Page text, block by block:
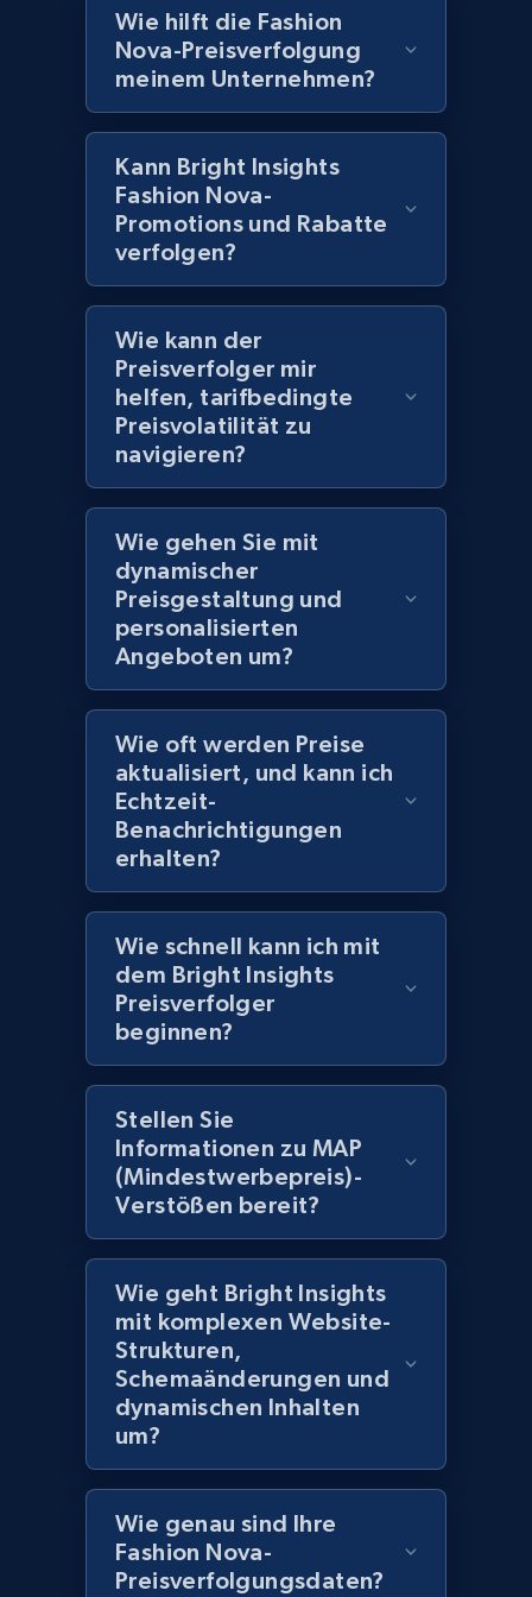
Home Depot US - Discover products by
specified UPC
URL, Domain, Country code, Model number,
Sku, Product id, Product name, Manufacturer,
and more.
2.1K+ 355+
Home Depot US - Discovery products by
specific category URL
URL, Domain, Country code, Model number,
Sku, Product id, Product name, Manufacturer,
and more.
2.1K+ 355+
Amazon products global dataset
Title, Seller name, Brand, Description, Initial
price, Currency, Availability, Reviews count, and
2.1K+ 375+ Jetzt anfangen
Amazon products global dataset - Collects
products by specific category URL
Title, Seller name, Brand, Description, Initial
price, Currency, Availability, Reviews count, and
more.
2.1K+ 375+
Amazon products global dataset -
Title, Seller name, Brand, Description, Initial
price, Currency, Availability, Reviews count, and
2.1K+
Amazon products global dataset - Collects
products by best sellers category URL
Wie hilft die Fashion
Nova-Preisverfolgung
meinem Unternehmen?
Kann Bright Insights
Fashion Nova-
Promotions und Rabatte
verfolgen?
Wie kann der
Preisverfolger mir
helfen, tarifbedingte
Preisvolatilität zu
navigieren?
Wie gehen Sie mit
dynamischer
Preisgestaltung und
personalisierten
Angeboten um?
Wie oft werden Preise
aktualisiert, und kann ich
Echtzeit-
Benachrichtigungen
erhalten?
Wie schnell kann ich mit
dem Bright Insights
Preisverfolger
beginnen?
Stellen Sie
Informationen zu MAP
(Mindestwerbepreis)-
Verstößen bereit?
Wie geht Bright Insights
mit komplexen Website-
Strukturen,
Schemaänderungen und
dynamischen Inhalten
um?
Wie genau sind Ihre
Fashion Nova-
Preisverfolgungsdaten?